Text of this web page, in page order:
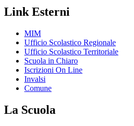
Link Esterni
MIM
Ufficio Scolastico Regionale
Ufficio Scolastico Territoriale
Scuola in Chiaro
Iscrizioni On Line
Invalsi
Comune
La Scuola